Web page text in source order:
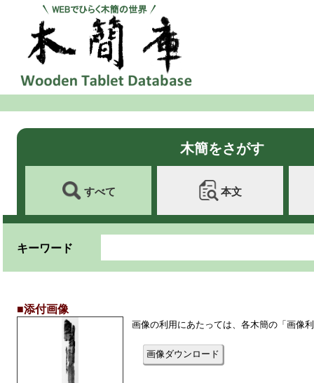
木簡をさがす
すべて 本文
キーワード
■添付画像
画像の利用にあたっては、各木簡の「画像
画像ダウンロード